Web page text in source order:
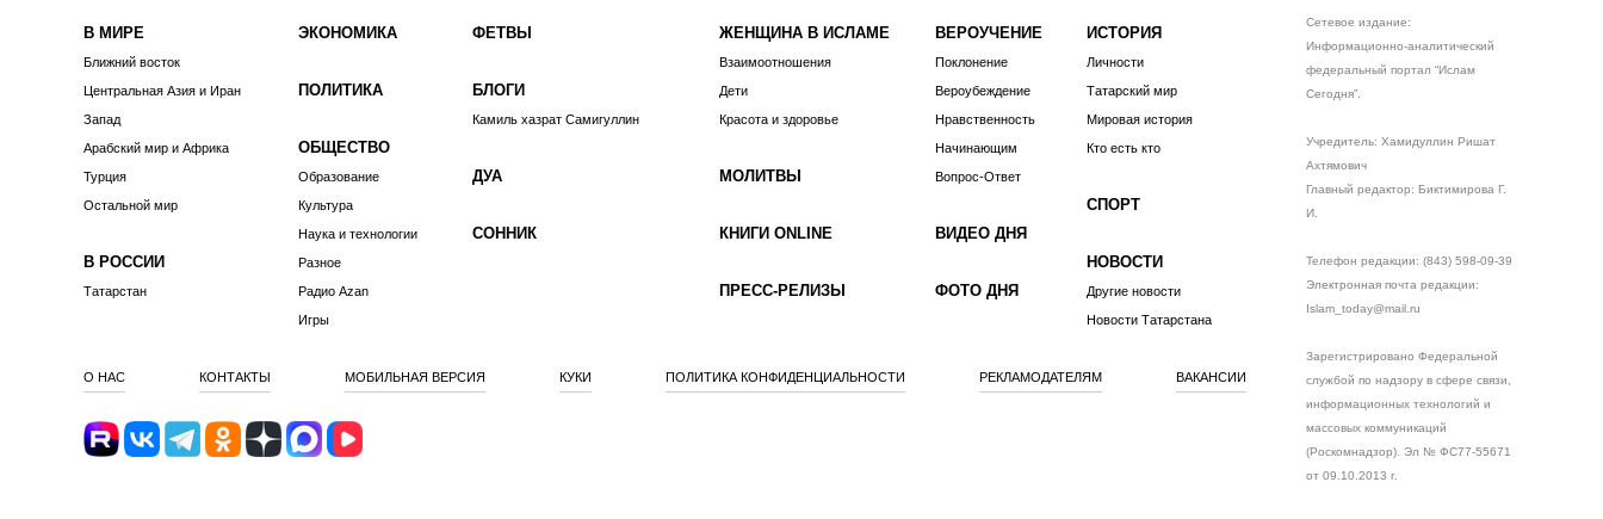
В МИРЕ
Ближний восток
Центральная Азия и Иран
Запад
Арабский мир и Африка
Турция
Остальной мир
В РОССИИ
Татарстан
ЭКОНОМИКА
ПОЛИТИКА
ОБЩЕСТВО
Образование
Культура
Наука и технологии
Разное
Радио Azan
Игры
ФЕТВЫ
БЛОГИ
Камиль хазрат Самигуллин
ДУА
СОННИК
ЖЕНЩИНА В ИСЛАМЕ
Взаимоотношения
Дети
Красота и здоровье
МОЛИТВЫ
КНИГИ ONLINE
ПРЕСС-РЕЛИЗЫ
ВЕРОУЧЕНИЕ
Поклонение
Вероубеждение
Нравственность
Начинающим
Вопрос-Ответ
ВИДЕО ДНЯ
ФОТО ДНЯ
ИСТОРИЯ
Личности
Татарский мир
Мировая история
Кто есть кто
СПОРТ
НОВОСТИ
Другие новости
Новости Татарстана
О НАС КОНТАКТЫ МОБИЛЬНАЯ ВЕРСИЯ КУКИ ПОЛИТИКА КОНФИДЕНЦИАЛЬНОСТИ РЕКЛАМОДАТЕЛЯМ ВАКАНСИИ
Сетевое издание:
Информационно-аналитический
федеральный портал “Ислам
Сегодня”.
Учредитель: Хамидуллин Ришат
Ахтямович
Главный редактор: Биктимирова Г.
И.
Телефон редакции: (843) 598-09-39
Электронная почта редакции:
Islam_today@mail.ru
Зарегистрировано Федеральной
службой по надзору в сфере связи,
информационных технологий и
массовых коммуникаций
(Роскомнадзор). Эл № ФС77-55671
от 09.10.2013 г.